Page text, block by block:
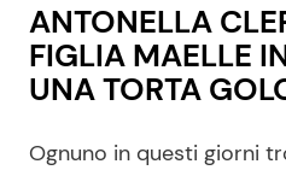
ANTONELLA
FIGLIA MAELLE
UNA TORTA
Ognuno in questi giorni